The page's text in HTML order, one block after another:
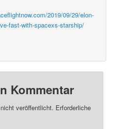
2019/09/29/elon-
fast-with-spacexs-starship/
Kommentar
veröffentlicht. Erforderliche